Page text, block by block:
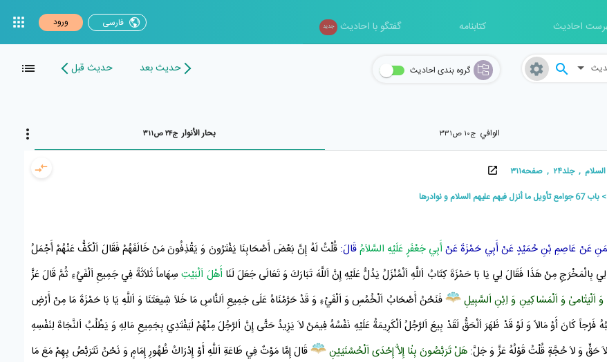
احادیث کتابنامه گفتگو با احادیث جدید فارسی ورود
گروه بندی احادیث حدیث بعد حدیث قبل
الوافي ج۱۰ ص۳۳۱ بحار الأنوار ج۲۴ ص۳۱۱
, جلد۲۴ , صفحه۳۱۱
باب 67 جوامع تأويل ما أنزل فيهم عليهم السلام و نوادرها
عَنْ عَاصِمِ بْنِ حُمَيْدٍ عَنْأَبِي حَمْزَةَعَنْأَبِي جَعْفَرٍ عَلَيْهِ السَّلاَمُقَالَ: قُلْتُ لَهُ إِنَّ بَعْضَأَصْحَابِنَا يَفْتَرُونَ وَ يَقْذِفُونَ مَنْ خَالَفَهُمْ فَقَالَ اَلْكَفُّ عَنْهُمْ أَجْمَلُ
بِالْمَخْرَجِ مِنْ هَذَا فَقَالَ لِي يَا بَا حَمْزَةَكِتَابُ اَللَّهِاَلْمُنْزَلُ يَدُلُّ عَلَيْهِ إِنَّ اَللَّهَ تَبَارَكَ وَ تَعَالَى جَعَلَ لَنَاأَهْلَ اَلْبَيْتِسِهَاماً ثَلاَثَةً فِي جَمِيعِ اَلْفَيْءِ ثُمَّ قَالَ عَزَّ
اَلْيَتٰامىٰ وَ اَلْمَسٰاكِينِ وَ اِبْنِ اَلسَّبِيلِ فَنَحْنُ أَصْحَابُ اَلْخُمُسِ وَ اَلْفَيْءِ وَ قَدْ حَرَّمْنَاهُ عَلَى جَمِيعِ اَلنَّاسِ مَا خَلاَ شِيعَتَنَا وَ اَللَّهِ يَا بَا حَمْزَةَ مَا مِنْ أَرْضٍ
أَوْ مَالاً وَ لَوْ قَدْ ظَهَرَ اَلْحَقُّ لَقَدْ بِيعَ اَلرَّجُلُ اَلْكَرِيمَةُ عَلَيْهِ نَفْسُهُ فِيمَنْ لاَ يَزِيدُ حَتَّى إِنَّ اَلرَّجُلَ مِنْهُمْ لَيَفْتَدِي بِجَمِيعِ مَالِهِ وَ يَطْلُبُ اَلنَّجَاةَ لِنَفْسِهِ
حَقٍّ وَ لاَ حُجَّةٍ قُلْتُ قَوْلُهُ عَزَّ وَ جَلَّ: هَلْ تَرَبَّصُونَ بِنٰا إِلاّٰ إِحْدَى اَلْحُسْنَيَيْنِ
قَالَ إِمَّا مَوْتٌ فِي طَاعَةِ اَللَّهِ أَوْ إِدْرَاكُ ظُهُورِ إِمَامٍ وَ نَحْنُ نَتَرَبَّصُ بِهِمْ مَعَ مَا